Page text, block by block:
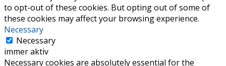
to opt-out of these cookies. But opting out of some of
these cookies may affect your browsing experience.
Necessary
Necessary
immer aktiv
Necessary cookies are absolutely essential for the